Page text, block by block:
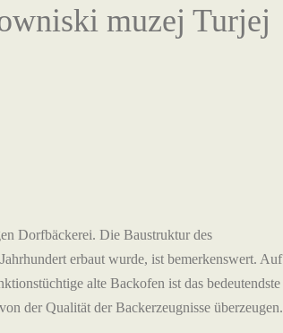
muzej Turjej
Dorfbäckerei. Die Baustruktur des
erbaut wurde, ist bemerkenswert. Auf
alte Backofen ist das bedeutendste
der Qualität der Backerzeugnisse überzeugen.